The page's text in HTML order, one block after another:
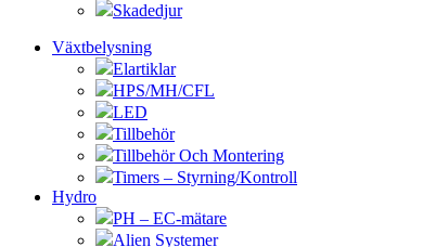
Skadedjur
Växtbelysning
Elartiklar
HPS/MH/CFL
LED
Tillbehör
Tillbehör Och Montering
Timers – Styrning/Kontroll
Hydro
PH – EC-mätare
Alien Systemer